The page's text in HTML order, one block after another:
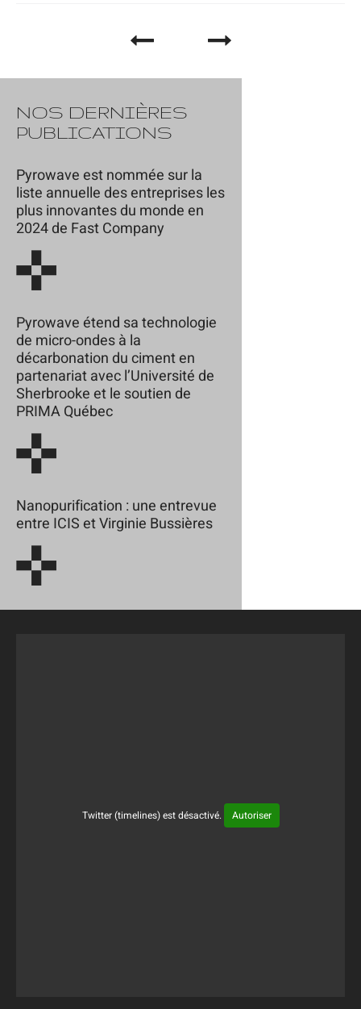
NOS DERNIÈRES
PUBLICATIONS
Pyrowave est nommée sur la
liste annuelle des entreprises les
plus innovantes du monde en
2024 de Fast Company
Pyrowave étend sa technologie
de micro-ondes à la
décarbonation du ciment en
partenariat avec l’Université de
Sherbrooke et le soutien de
PRIMA Québec
Nanopurification : une entrevue
entre ICIS et Virginie Bussières
Twitter (timelines) est désactivé. Autoriser